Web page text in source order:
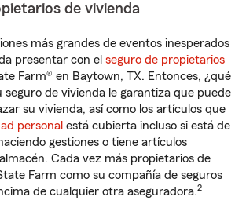
de vivienda
más grandes de eventos inesperados
presentar con el seguro de propietarios
Farm® en Baytown, TX. Entonces, ¿qué
seguro de vivienda le garantiza que puede
su vivienda, así como los artículos que
personal está cubierta incluso si está de
gestiones o tiene artículos
Cada vez más propietarios de
Farm como su compañía de seguros
de cualquier otra aseguradora.2